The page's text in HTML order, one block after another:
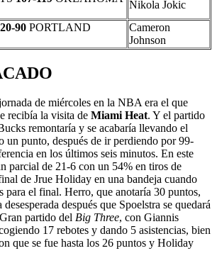
Nikola Jokic
90 PORTLAND
Cameron
Johnson
de miércoles en la NBA era el que
recibía la visita de Miami Heat. Y el partido
remontaría y se acabaría llevando el
un punto, después de ir perdiendo por 99-
en los últimos seis minutos. En este
parcial de 21-6 con un 54% en tiros de
de Jrue Holiday en una bandeja cuando
para el final. Herro, que anotaría 30 puntos,
después que Spoelstra se quedará
partido del Big Three, con Giannis
17 rebotes y dando 5 asistencias, bien
que se fue hasta los 26 puntos y Holiday